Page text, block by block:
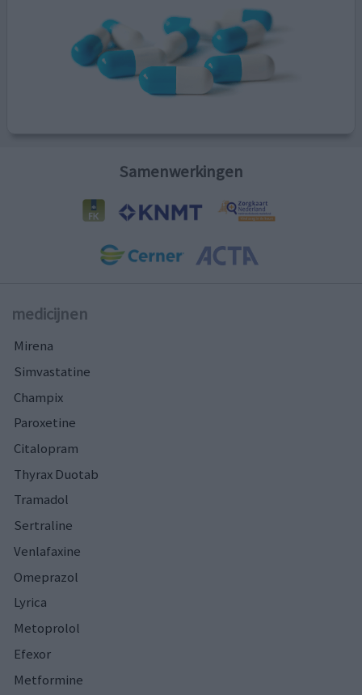
Samenwerkingen
medicijnen
Mirena
Simvastatine
Champix
Paroxetine
Citalopram
Thyrax Duotab
Tramadol
Sertraline
Venlafaxine
Omeprazol
Lyrica
Metoprolol
Efexor
Metformine